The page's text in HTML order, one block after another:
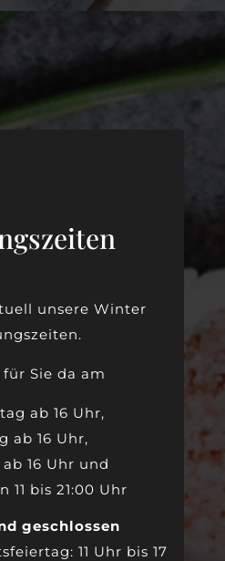
unsere Winter
Sie da am
ab 16 Uhr,
ab 16 Uhr,
16 Uhr und
11 bis 21:00 Uhr
geschlossen
11 Uhr bis 17